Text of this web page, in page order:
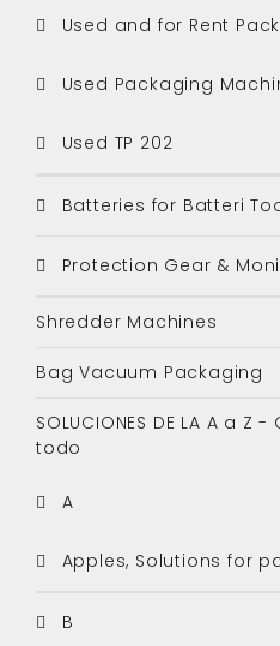
Used and for Rent
Used Packaging
Used TP 202
Batteries for Batteri
Protection Gear &
Shredder Machines
Bag Vacuum Packaging
SOLUCIONES DE LA A a
todo
A
Apples, Solutions for
B